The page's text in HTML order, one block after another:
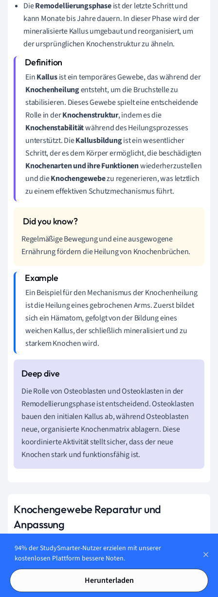
DieRemodellierungsphaseist der letzte Schritt und
kann Monate bis Jahre dauern. In dieser Phase wird der
mineralisierte Kallus umgebaut und reorganisiert, um
der ursprünglichen Knochenstruktur zu ähneln.
EinKallusist ein temporäres Gewebe, das während der
Knochenheilungentsteht, um die Bruchstelle zu
stabilisieren. Dieses Gewebe spielt eine entscheidende
Rolle in derKnochenstruktur, indem es die
Knochenstabilitätwährend des Heilungsprozesses
unterstützt. DieKallusbildungist ein wesentlicher
Schritt, der es dem Körper ermöglicht, die beschädigten
Knochenarten und ihre Funktionenwiederherzustellen
und dieKnochengewebezu regenerieren, was letztlich
zu einem effektiven Schutzmechanismus führt.
Regelmäßige Bewegung und eine ausgewogene
Ernährung fördern die Heilung von Knochenbrüchen.
Ein Beispiel für den Mechanismus der Knochenheilung
ist die Heilung eines gebrochenen Arms. Zuerst bildet
sich ein Hämatom, gefolgt von der Bildung eines
weichen Kallus, der schließlich mineralisiert und zu
starkem Knochen wird.
Die Rolle von Osteoblasten und Osteoklasten in der
Remodellierungsphase ist entscheidend. Osteoklasten
bauen den initialen Kallus ab, während Osteoblasten
neue, organisierte Knochenmatrix ablagern. Diese
koordinierte Aktivität stellt sicher, dass der neue
Knochen stark und funktionsfähig ist.
Knochengewebe Reparatur und
Anpassung
Reparatur und Anpassung an veränderte physische
Bedingungen. Dies ist entscheidend für die
Aufrechterhaltung der Knochengesundheit und -funktion.
94% der StudySmarter-Nutzer erzielen mit unserer
kostenlosen Plattform bessere Noten.
Herunterladen